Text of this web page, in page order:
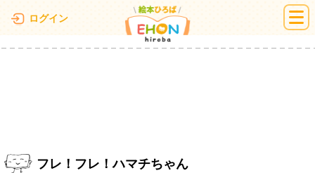
ログイン 絵本ひろば
フレ！フレ！ハマチちゃん